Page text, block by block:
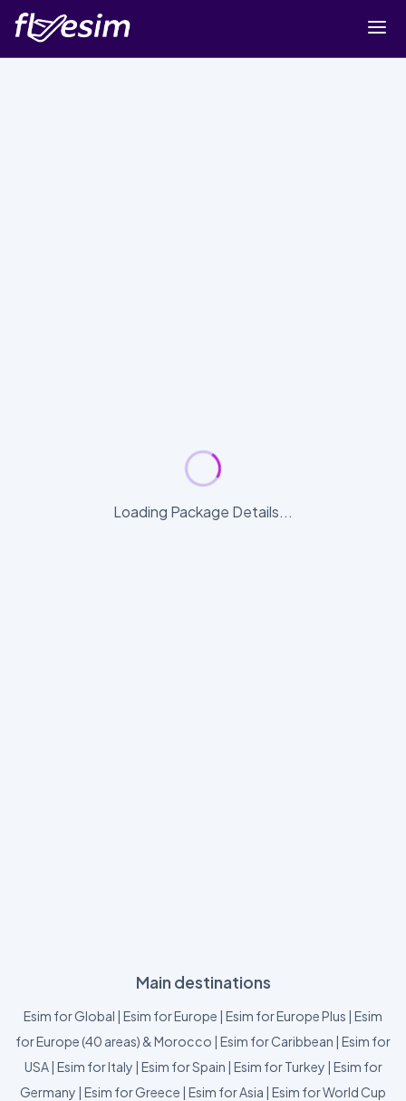
Loading Package Details...
Main destinations
Esim for Global | Esim for Europe | Esim for Europe Plus | Esim
for Europe (40 areas) & Morocco | Esim for Caribbean | Esim for
USA| Esim for Italy | Esim for Spain | Esim for Turkey | Esim for
Germany | Esim for Greece | Esim for Asia | Esim for World Cup